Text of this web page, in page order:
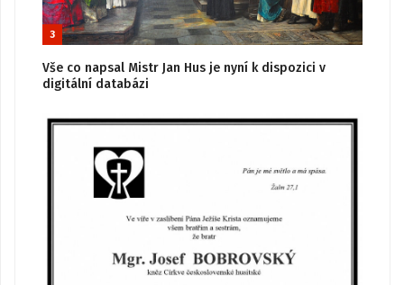
3
Vše co napsal Mistr Jan Hus je nyní k dispozici v
digitální databázi